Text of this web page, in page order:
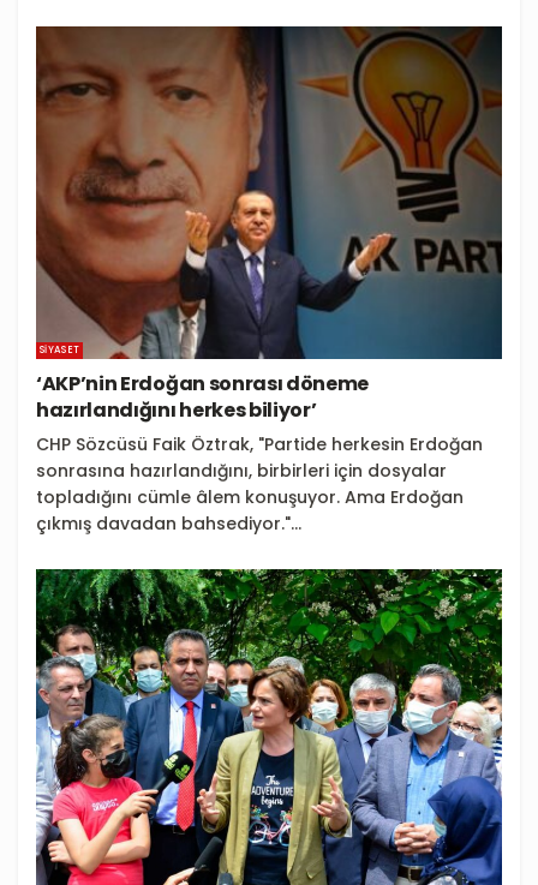
SIYASET
‘AKP’nin Erdoğan sonrası döneme
hazırlandığını herkes biliyor’
CHP Sözcüsü Faik Öztrak, "Partide herkesin Erdoğan
sonrasına hazırlandığını, birbirleri için dosyalar
topladığını cümle âlem konuşuyor. Ama Erdoğan
çıkmış davadan bahsediyor."...